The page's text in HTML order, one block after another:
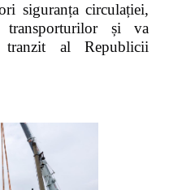
siguranța circulației,
transporturilor și va
tranzit al Republicii